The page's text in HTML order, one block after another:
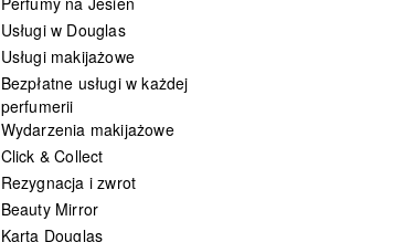
Usługi w Douglas
Usługi makijażowe
Bezpłatne usługi w każdej
perfumerii
Wydarzenia makijażowe
Click & Collect
Rezygnacja i zwrot
Beauty Mirror
Karta Douglas